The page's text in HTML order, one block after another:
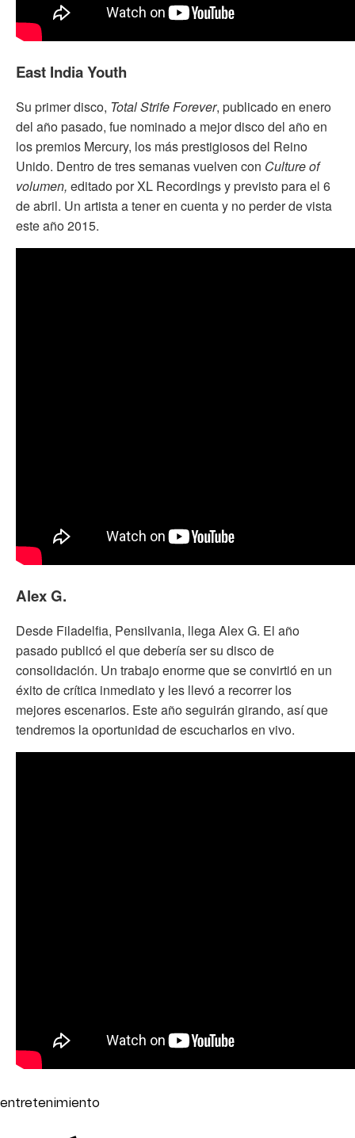
East India Youth
Su primer disco, Total Strife Forever, publicado en enero
del año pasado, fue nominado a mejor disco del año en
los premios Mercury, los más prestigiosos del Reino
Unido. Dentro de tres semanas vuelven con Culture of
volumen, editado por XL Recordings y previsto para el 6
de abril. Un artista a tener en cuenta y no perder de vista
este año 2015.
Alex G.
Desde Filadelfia, Pensilvania, llega Alex G. El año
pasado publicó el que debería ser su disco de
consolidación. Un trabajo enorme que se convirtió en un
éxito de crítica inmediato y les llevó a recorrer los
mejores escenarios. Este año seguirán girando, así que
tendremos la oportunidad de escucharlos en vivo.
entretenimiento